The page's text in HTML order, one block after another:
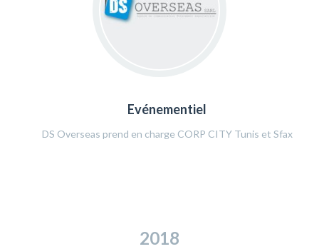
Evénementiel
DS Overseas prend en charge CORP CITY Tunis et Sfax
2018